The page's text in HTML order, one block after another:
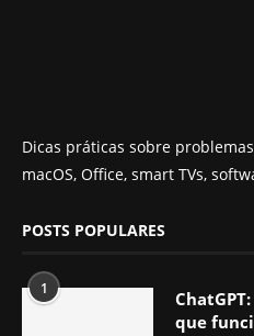
Dicas práticas sobre
macOS, Office, smart TVs,
POSTS POPULARES
1
que